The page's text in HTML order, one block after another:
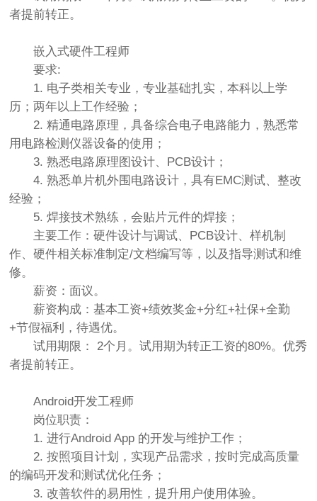
者提前转正。
嵌入式硬件工程师
要求:
1. 电子类相关专业，专业基础扎实，本科以上学
历；两年以上工作经验；
2. 精通电路原理，具备综合电子电路能力，熟悉常
用电路检测仪器设备的使用；
3. 熟悉电路原理图设计、PCB设计；
4. 熟悉单片机外围电路设计，具有EMC测试、整改
经验；
5. 焊接技术熟练，会贴片元件的焊接；
主要工作：硬件设计与调试、PCB设计、样机制
作、硬件相关标准制定/文档编写等，以及指导测试和维
修。
薪资：面议。
薪资构成：基本工资+绩效奖金+分红+社保+全勤
+节假福利，待遇优。
试用期限： 2个月。试用期为转正工资的80%。优秀
者提前转正。
Android开发工程师
岗位职责：
1. 进行Android App 的开发与维护工作；
2. 按照项目计划，实现产品需求，按时完成高质量
的编码开发和测试优化任务；
3. 改善软件的易用性，提升用户使用体验。